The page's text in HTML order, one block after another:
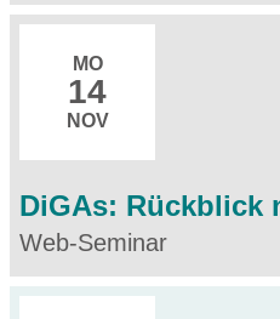
MO
14
NOV
DiGAs: Rückblick
Web-Seminar